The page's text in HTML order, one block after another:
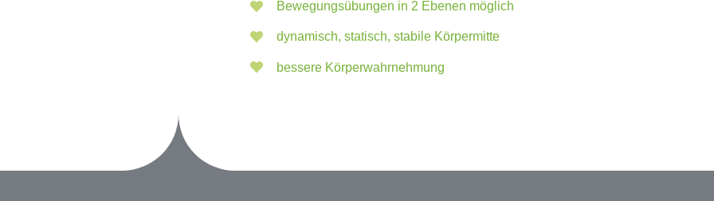
Bewegungsübungen in 2 Ebenen möglich
dynamisch, statisch, stabile Körpermitte
bessere Körperwahrnehmung